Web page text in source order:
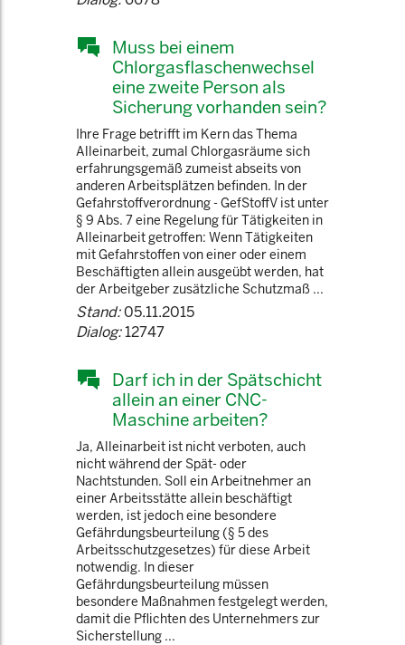
Muss bei einem
Chlorgasflaschenwechsel
eine zweite Person als
Sicherung vorhanden sein?
Ihre Frage betrifft im Kern das Thema
Alleinarbeit, zumal Chlorgasräume sich
erfahrungsgemäß zumeist abseits von
anderen Arbeitsplätzen befinden. In der
Gefahrstoffverordnung - GefStoffV ist unter
§ 9 Abs. 7 eine Regelung für Tätigkeiten in
Alleinarbeit getroffen: Wenn Tätigkeiten
mit Gefahrstoffen von einer oder einem
Beschäftigten allein ausgeübt werden, hat
der Arbeitgeber zusätzliche Schutzmaß ...
Stand:05.11.2015
Dialog:12747
Darf ich in der Spätschicht
allein an einer CNC-
Maschine arbeiten?
Ja, Alleinarbeit ist nicht verboten, auch
nicht während der Spät- oder
Nachtstunden. Soll ein Arbeitnehmer an
einer Arbeitsstätte allein beschäftigt
werden, ist jedoch eine besondere
Gefährdungsbeurteilung (§ 5 des
Arbeitsschutzgesetzes) für diese Arbeit
notwendig. In dieser
Gefährdungsbeurteilung müssen
besondere Maßnahmen festgelegt werden,
damit die Pflichten des Unternehmers zur
Sicherstellung ...